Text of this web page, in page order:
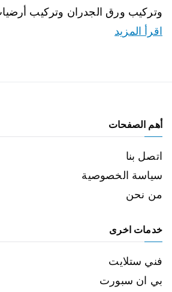
وتركيب ورق الجدران وتركيب
اقرأ المزيد
أهم الصفحات
اتصل بنا
سياسة الخصوصية
من نحن
خدمات اخرى
فني ستلايت
بي ان سبورت